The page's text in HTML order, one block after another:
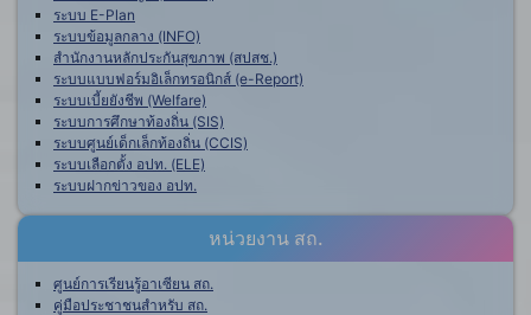
ระบบ E-Plan
ระบบข้อมูลกลาง (INFO)
สำนักงานหลักประกันสุขภาพ (สปสช.)
ระบบแบบฟอร์มอิเล็กทรอนิกส์ (e-Report)
ระบบเบี้ยยังชีพ (Welfare)
ระบบการศึกษาท้องถิ่น (SIS)
ระบบศูนย์เด็กเล็กท้องถิ่น (CCIS)
ระบบเลือกตั้ง อปท. (ELE)
ระบบฝากข่าวของ อปท.
หน่วยงาน สถ.
ศูนย์การเรียนรู้อาเซียน สถ.
คู่มือประชาชนสำหรับ สถ.